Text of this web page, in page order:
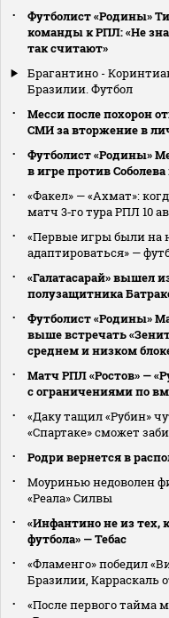
Футболист «Родины»
команды к РПЛ: «Не
так считают»
Брагантино -
Бразилии. Футбол
Месси после похорон
СМИ за вторжение в
Футболист «Родины»
в игре против Соболева
«Факел» — «Ахмат»:
матч 3‑го тура РПЛ 10
«Первые игры были на
адаптироваться» —
«Галатасарай» вышел
полузащитника
Футболист «Родины»
выше встречать
среднем и низком
Матч РПЛ «Ростов» —
с ограничениями по
«Даку тащил «Рубин»
«Спартаке» сможет
Родри вернется в
Моуринью недоволен
«Реала» Силвы
«Инфантино не из тех,
футбола» — Тебас
«Фламенго» победил
Бразилии, Карраскаль
«После первого тайма